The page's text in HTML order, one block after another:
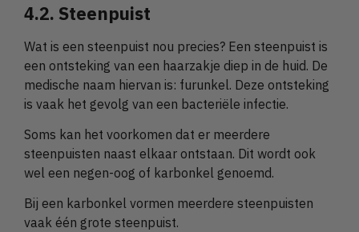
4.2. Steenpuist
Wat is een steenpuist nou precies? Een steenpuist is
een ontsteking van een haarzakje diep in de huid. De
medische naam hiervan is: furunkel. Deze ontsteking
is vaak het gevolg van een bacteriële infectie.
Soms kan het voorkomen dat er meerdere
steenpuisten naast elkaar ontstaan. Dit wordt ook
wel een negen-oog of karbonkel genoemd.
Bij een karbonkel vormen meerdere steenpuisten
vaak één grote steenpuist.